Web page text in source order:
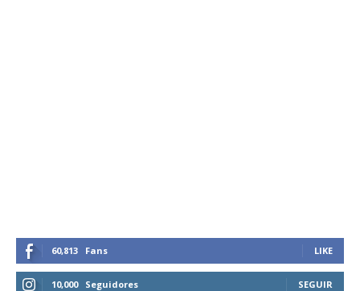
60,813 Fans LIKE
10,000 Seguidores SEGUIR